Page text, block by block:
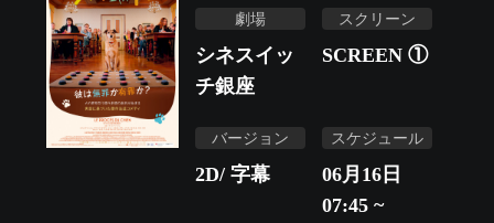
劇場
シネスイッ
チ銀座
スクリーン
SCREEN ①
バージョン
2D/ 字幕
スケジュール
06月16日
07:45 ~